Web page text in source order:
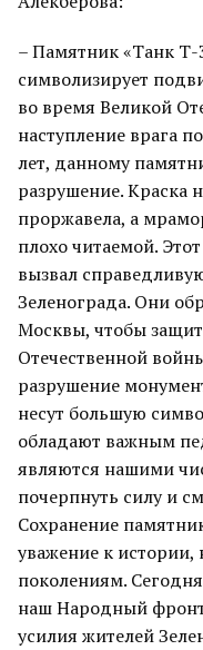
– Памятник «Танк Т-
символизирует
во время Великой
наступление врага
лет, данному
разрушение. Краска
проржавела, а
плохо читаемой.
вызвал
Зеленограда. Они
Москвы, чтобы
Отечественной
разрушение
несут большую
обладают важным
являются нашими
почерпнуть силу и
Сохранение
уважение к
поколениям.
наш Народный
усилия жителей